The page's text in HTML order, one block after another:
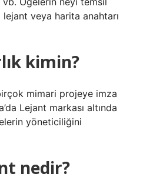
veya harita anahtarı
kimin?
mimari projeye imza
Lejant markası altında
yöneticiliğini
nedir?